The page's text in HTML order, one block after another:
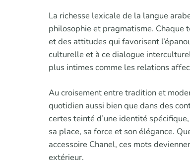
La richesse lexicale de la langue
philosophie et pragmatisme. Chaque
et des attitudes qui favorisent
culturelle et à ce dialogue
plus intimes comme les relations
Au croisement entre tradition et
quotidien aussi bien que dans des
certes teinté d’une identité
sa place, sa force et son élégance.
accessoire Chanel, ces mots
extérieur.